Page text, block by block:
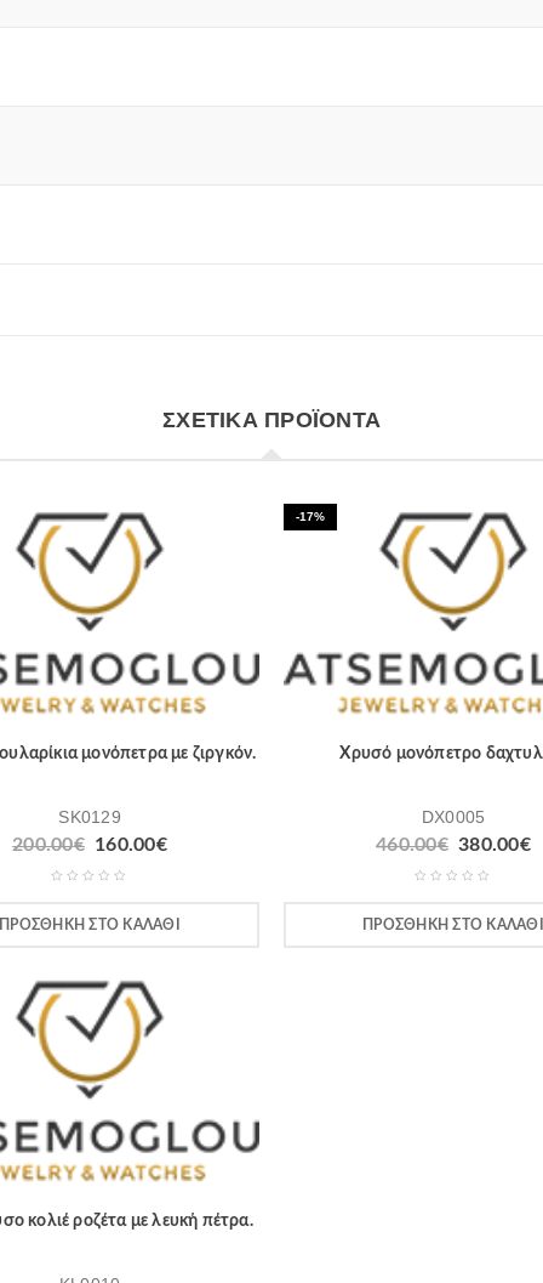
ΣΧΕΤΙΚΆ ΠΡΟΪΌΝΤΑ
μονόπετρα με ζιργκόν.
SK0129
200.00€ Original
price
200.00€.
160.00€
είναι:
ΠΡΟΣΘΉΚΗ ΣΤΟ ΚΑΛΆΘΙ
-17%
Χρυσό μονόπετρο
DX0005
460.00€ Original
price
460.00€.
380.00€
ΠΡΟΣΘΉΚΗ ΣΤΟ ΚΑΛΆΘΙ
κολιέ ροζέτα με λευκή πέτρα.